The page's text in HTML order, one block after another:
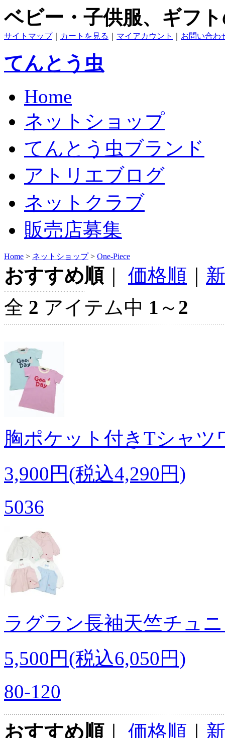
ベビー・子供服、ギフ
サイトマップ｜ カートを見る マイアカウント お問い合わ
てんとう虫
Home
ネットショップ
てんとう虫ブランド
アトリエブログ
ネットクラブ
販売店募集
Home > ネットショップ> One-Piece
おすすめ順｜ 価格順
全 2 アイテム中 1 ～ 2
胸ポケット付きTシャツ
3,900円(税込4,290円)
5036
ラグラン長袖天竺チュ
5,500円(税込6,050円)
80-120
おすすめ順｜ 価格順